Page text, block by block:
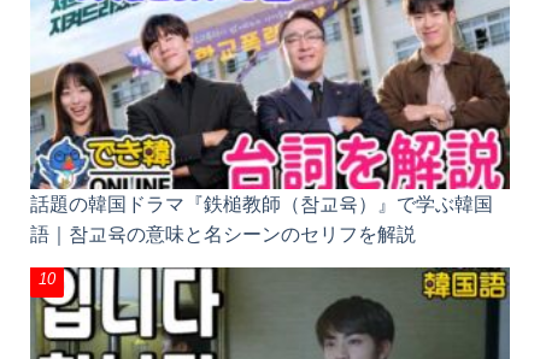
話題の韓国ドラマ『鉄槌教師（참교육）』で学ぶ韓国
語｜참교육の意味と名シーンのセリフを解説